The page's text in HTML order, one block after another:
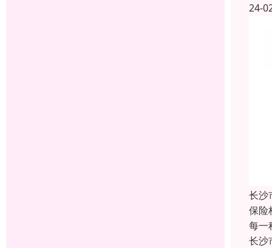
24-
长沙
保险
每一
长沙